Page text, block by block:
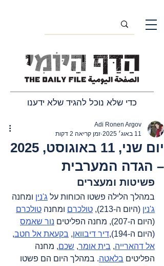
כדי שלא נוכל להגיד שלא ידענו
יום שני, 11 באוגוסט, 2025
– הגדה המערבית
Adi Ronen Argov
11 באוג׳ 2025
זמן קריאה 2 דקות
פשיטות ומעצרים
במהלך הלילה פשטו הכוחות על ג'נין ומחנה
ג'נין (היום ה-213), טולכרם ומחנה טולכרם
(היום ה-207), מחנה הפליטים
נור שאמס
(היום ה-194),
דיר דיבוואן, בקעאת אל חטב,
אל דהארייה, בית אומר, שכם, מחנה
הפליטים בלאטה. במהלך היום הם פשטו